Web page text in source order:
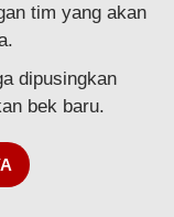
tim yang akan
dipusingkan
bek baru.